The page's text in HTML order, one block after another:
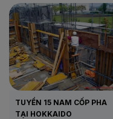
• Tình trạng: Đang tuyển
• Thi tuyển: Sau khi đủ
form
TUYỂN 15 NAM CỐP PHA
TẠI HOKKAIDO